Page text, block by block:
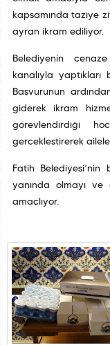
kapsamında taziye
ayran ikram ediliyor.
Belediyenin
kanalıyla
Başvurunun
giderek ikram
görevlendirdiği
gerçekleştirerek
Fatih
yanında olmayı ve
amaçlıyor.